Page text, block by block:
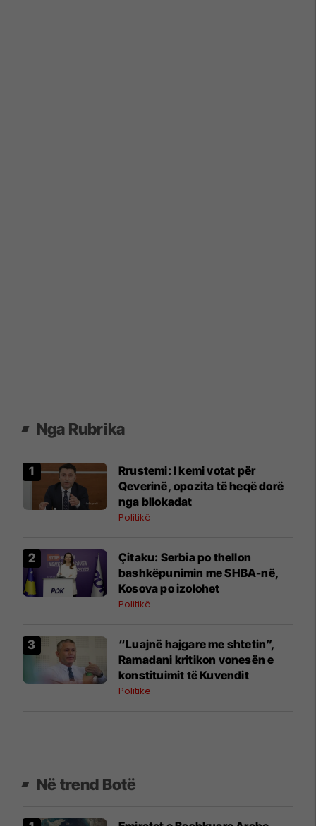
Nga Rubrika
Rrustemi: I kemi votat për
Qeverinë, opozita të heqë dorë
nga bllokadat
Politikë
Çitaku: Serbia po thellon
bashkëpunimin me SHBA-në,
Kosova po izolohet
Politikë
“Luajnë hajgare me shtetin”,
Ramadani kritikon vonesën e
konstituimit të Kuvendit
Politikë
Në trend Botë